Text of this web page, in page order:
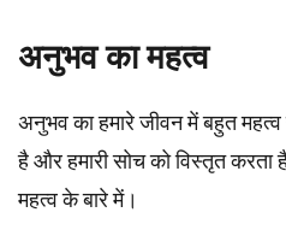
अनुभव का महत्व
अनुभव का हमारे जीवन में बहुत
है और हमारी सोच को विस्तृत
महत्व के बारे में।